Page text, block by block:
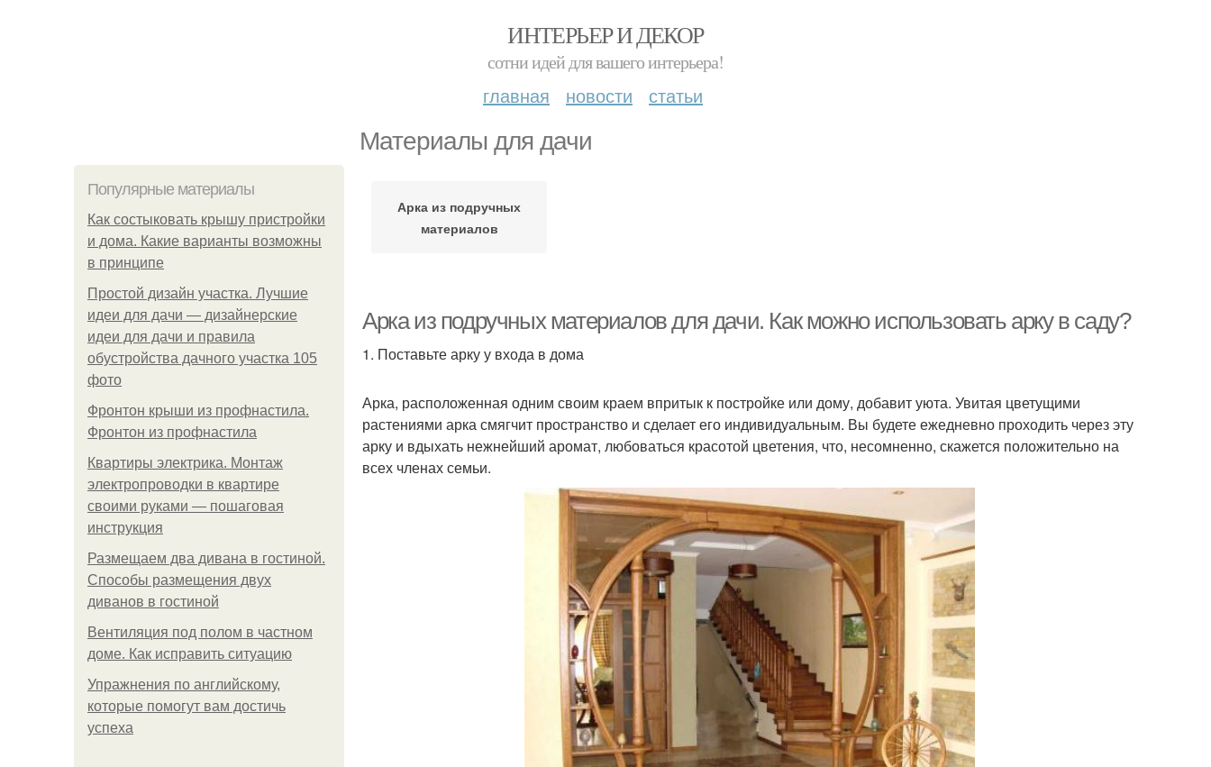
ИНТЕРЬЕР И ДЕКОР
сотни идей для вашего интерьера!
главная новости статьи
Материалы для дачи
Популярные материалы
Как состыковать крышу пристройки
и дома. Какие варианты возможны
в принципе
Простой дизайн участка. Лучшие
идеи для дачи — дизайнерские
идеи для дачи и правила
обустройства дачного участка 105
фото
Фронтон крыши из профнастила.
Фронтон из профнастила
Квартиры электрика. Монтаж
электропроводки в квартире
своими руками — пошаговая
инструкция
Размещаем два дивана в гостиной.
Способы размещения двух
диванов в гостиной
Вентиляция под полом в частном
доме. Как исправить ситуацию
Упражнения по английскому,
которые помогут вам достичь
успеха
Арка из подручных
материалов
Арка из подручных материалов для дачи. Как можно использовать арку в саду?
1. Поставьте арку у входа в дома
Арка, расположенная одним своим краем впритык к постройке или дому, добавит уюта. Увитая цветущими
растениями арка смягчит пространство и сделает его индивидуальным. Вы будете ежедневно проходить через эту
арку и вдыхать нежнейший аромат, любоваться красотой цветения, что, несомненно, скажется положительно на
всех членах семьи.